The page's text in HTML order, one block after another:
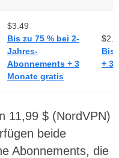
$3.49
Bis zu 75 % bei 2-
Jahres-
Abonnements + 3
Monate gratis
Bis
+ 3
11,99 $ (NordVPN)
beide
Abonnements, die